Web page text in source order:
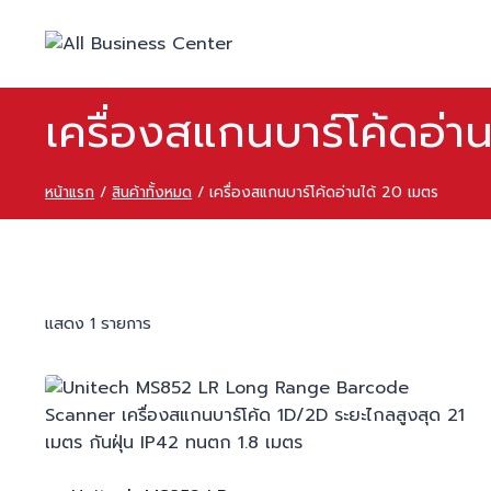
เครื่องสแกนบาร์โค้ดอ่า
หน้าแรก / สินค้าทั้งหมด / เครื่องสแกนบาร์โค้ดอ่านได้ 20 เมตร
แสดง 1 รายการ